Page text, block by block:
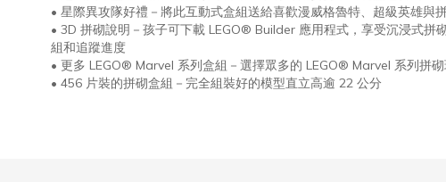
• 星際異攻隊好禮－將此互動式盒組送給喜歡漫威格魯特、超級英雄與
• 3D 拼砌說明－孩子可下載 LEGO® Builder 應用程式，享受沉浸式拼
組和追蹤進度
• 更多 LEGO® Marvel 系列盒組－選擇眾多的 LEGO® Marvel 系列拼
• 456 片裝的拼砌盒組－完全組裝好的模型直立高逾 22 公分